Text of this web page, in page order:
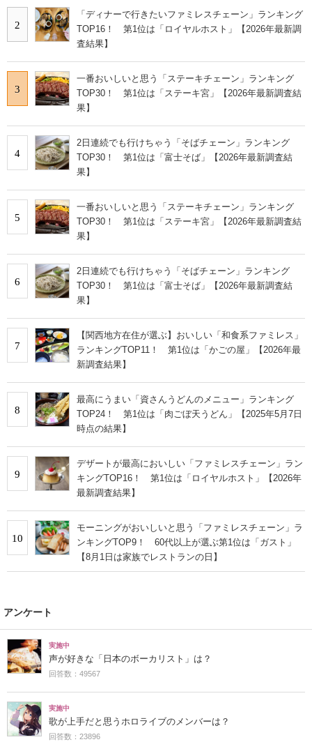
2
「ディナーで行きたいファミレスチェーン」ランキング
TOP16！ 第1位は「ロイヤルホスト」【2026年最新調
査結果】
3
一番おいしいと思う「ステーキチェーン」ランキング
TOP30！ 第1位は「ステーキ宮」【2026年最新調査結
果】
4
2日連続でも行けちゃう「そばチェーン」ランキング
TOP30！ 第1位は「富士そば」【2026年最新調査結
果】
5
一番おいしいと思う「ステーキチェーン」ランキング
TOP30！ 第1位は「ステーキ宮」【2026年最新調査結
果】
6
2日連続でも行けちゃう「そばチェーン」ランキング
TOP30！ 第1位は「富士そば」【2026年最新調査結
果】
7
【関西地方在住が選ぶ】おいしい「和食系ファミレス」
ランキングTOP11！ 第1位は「かごの屋」【2026年最
新調査結果】
8
最高にうまい「資さんうどんのメニュー」ランキング
TOP24！ 第1位は「肉ごぼ天うどん」【2025年5月7日
時点の結果】
9
デザートが最高においしい「ファミレスチェーン」ラン
キングTOP16！ 第1位は「ロイヤルホスト」【2026年
最新調査結果】
10
モーニングがおいしいと思う「ファミレスチェーン」ラ
ンキングTOP9！ 60代以上が選ぶ第1位は「ガスト」
【8月1日は家族でレストランの日】
アンケート
実施中
声が好きな「日本のボーカリスト」は？
回答数：49567
実施中
歌が上手だと思うホロライブのメンバーは？
回答数：23896